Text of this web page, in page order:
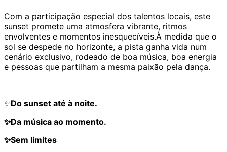
Com a participação especial dos talentos locais, este
sunset promete uma atmosfera vibrante, ritmos
envolventes e momentos inesquecíveis.À medida que o
sol se despede no horizonte, a pista ganha vida num
cenário exclusivo, rodeado de boa música, boa energia
e pessoas que partilham a mesma paixão pela dança.
✨Do sunset até à noite.
✨Da música ao momento.
✨Sem limites